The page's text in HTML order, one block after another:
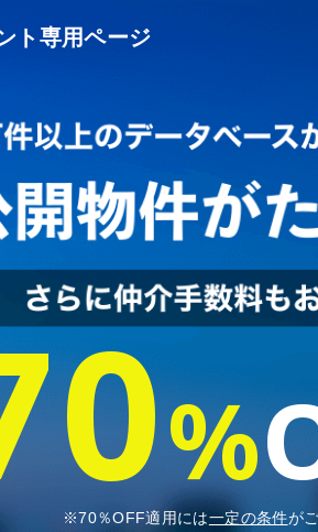
ト専用ページ
%
※70％OFF適用には一定の条件が